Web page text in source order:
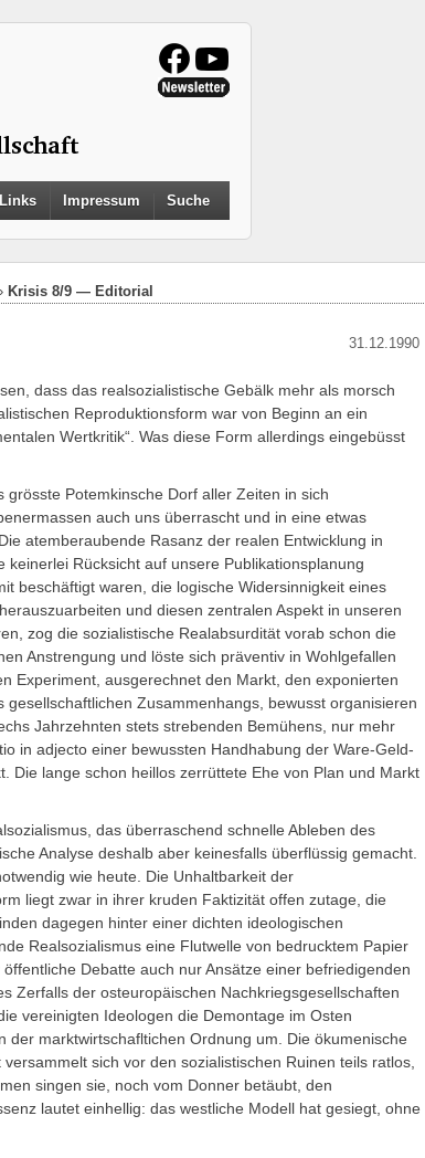
Links Impressum Suche
› Krisis 8/9 — Editorial
31.12.1990
dass das realsozialistische Gebälk mehr als morsch
Reproduktionsform war von Beginn an ein
Wertkritik“. Was diese Form allerdings eingebüsst
grösste Potemkinsche Dorf aller Zeiten in sich
auch uns überrascht und in eine etwas
atemberaubende Rasanz der realen Entwicklung in
Rücksicht auf unsere Publikationsplanung
beschäftigt waren, die logische Widersinnigkeit eines
und diesen zentralen Aspekt in unseren
zog die sozialistische Realabsurdität vorab schon die
Anstrengung und löste sich präventiv in Wohlgefallen
Experiment, ausgerechnet den Markt, den exponierten
gesellschaftlichen Zusammenhangs, bewusst organisieren
Jahrzehnten stets strebenden Bemühens, nur mehr
in adjecto einer bewussten Handhabung der Ware-Geld-
Die lange schon heillos zerrüttete Ehe von Plan und Markt
das überraschend schnelle Ableben des
Analyse deshalb aber keinesfalls überflüssig gemacht.
wie heute. Die Unhaltbarkeit der
liegt zwar in ihrer kruden Faktizität offen zutage, die
dagegen hinter einer dichten ideologischen
Realsozialismus eine Flutwelle von bedrucktem Papier
Debatte auch nur Ansätze einer befriedigenden
Zerfalls der osteuropäischen Nachkriegsgesellschaften
vereinigten Ideologen die Demontage im Osten
der marktwirtschafltichen Ordnung um. Die ökumenische
sich vor den sozialistischen Ruinen teils ratlos,
singen sie, noch vom Donner betäubt, den
lautet einhellig: das westliche Modell hat gesiegt, ohne